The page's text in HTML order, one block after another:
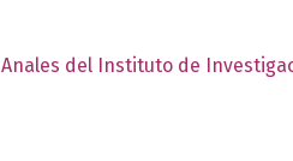
Anales del Instituto de